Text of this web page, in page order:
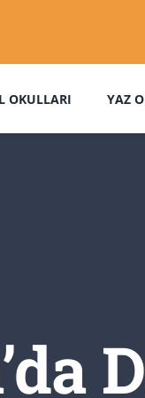
OKULLARI YAZ